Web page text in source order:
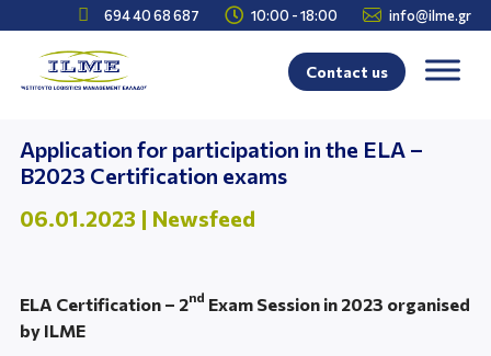
 694 40 68 687  10:00 - 18:00  info@ilme.gr
Contact us
Application for participation in the ELA –
Β2023 Certification exams
06.01.2023 | Newsfeed
ELA Certification – 2nd Exam Session in 2023 organised
by ILME